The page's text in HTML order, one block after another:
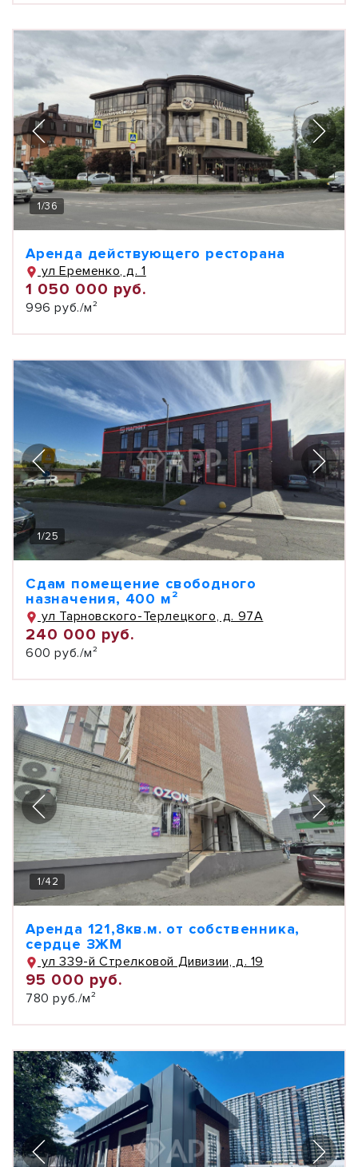
1/36
Аренда действующего ресторана
ул Еременко, д. 1
1 050 000 руб.
996 руб./м²
1/25
Сдам помещение свободного
назначения, 400 м²
ул Тарновского-Терлецкого, д. 97А
240 000 руб.
600 руб./м²
1/42
Аренда 121,8кв.м. от собственника,
сердце ЗЖМ
ул 339-й Стрелковой Дивизии, д. 19
95 000 руб.
780 руб./м²